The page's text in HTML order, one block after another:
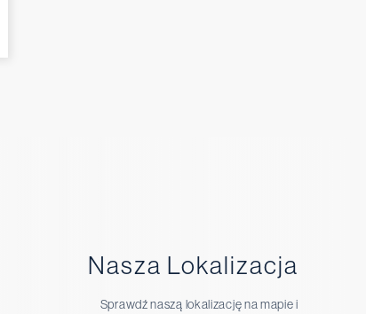
Nasza Lokalizacja
Sprawdź naszą lokalizację na mapie i